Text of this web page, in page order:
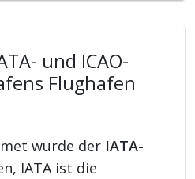
und ICAO-
Flughafen
wurde der IATA-
IATA ist die